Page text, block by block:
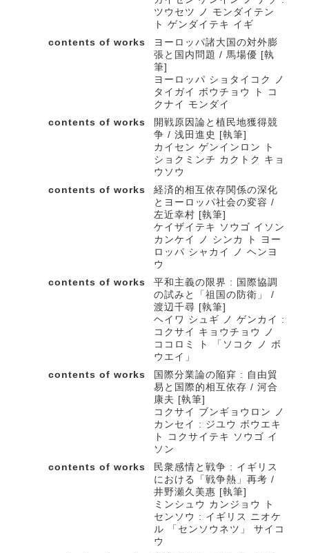
ツウセツ ノ モンダイテン
ト ゲンダイテキ イギ
contents of works
ヨーロッパ諸大国の対外膨
張と国内問題 / 馬場優 [執
筆]
ヨーロッパ ショタイコク ノ
タイガイ ボウチョウ ト コ
クナイ モンダイ
contents of works
開戦原因論と植民地獲得競
争 / 浅田進史 [執筆]
カイセン ゲンインロン ト
ショクミンチ カクトク キョ
ウソウ
contents of works
経済的相互依存関係の深化
とヨーロッパ社会の変容 /
左近幸村 [執筆]
ケイザイテキ ソウゴ イソン
カンケイ ノ シンカ ト ヨー
ロッパ シャカイ ノ ヘンヨ
ウ
contents of works
平和主義の限界 : 国際協調
の試みと「祖国の防衛」 /
渡辺千尋 [執筆]
ヘイワ シュギ ノ ゲンカイ :
コクサイ キョウチョウ ノ
ココロミ ト 「ソコク ノ ボ
ウエイ」
contents of works
国際分業論の陥穽 : 自由貿
易と国際的相互依存 / 河合
康夫 [執筆]
コクサイ ブンギョウロン ノ
カンセイ : ジユウ ボウエキ
ト コクサイテキ ソウゴ イ
ソン
contents of works
民衆感情と戦争 : イギリス
における「戦争熱」再考 /
井野瀬久美惠 [執筆]
ミンシュウ カンジョウ ト
センソウ : イギリス ニオケ
ル 「センソウネツ」 サイコ
ウ